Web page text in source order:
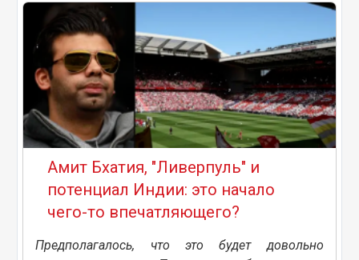
Амит Бхатия, "Ливерпуль" и
потенциал Индии: это начало
чего-то впечатляющего?
Предполагалось, что это будет довольно